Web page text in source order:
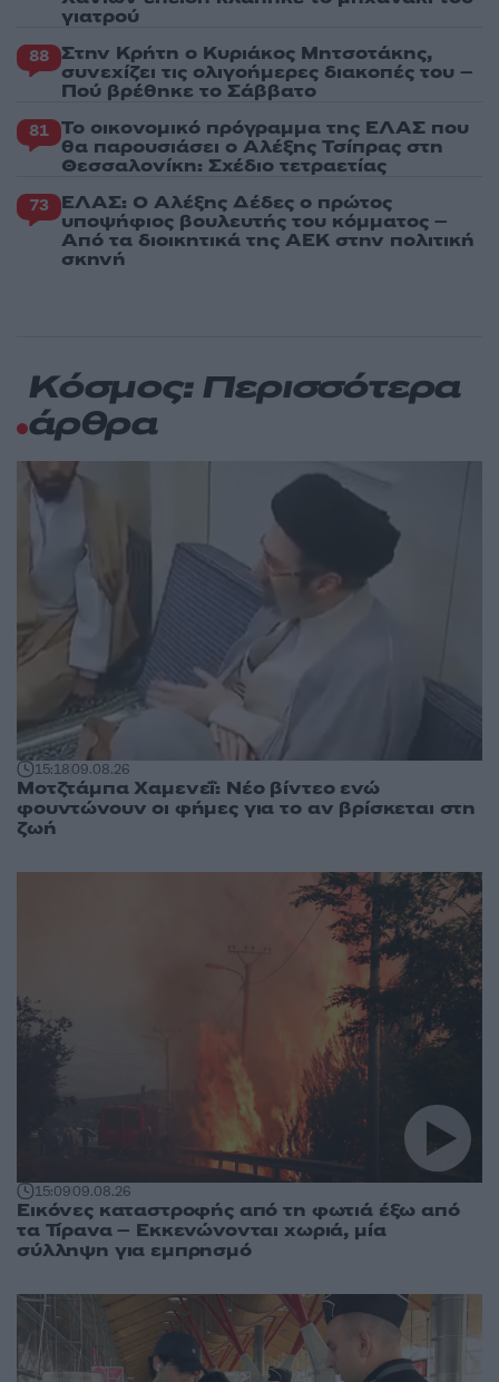
γιατρού
88 Στην Κρήτη ο Κυριάκος Μητσοτάκης,
συνεχίζει τις ολιγοήμερες διακοπές του –
Πού βρέθηκε το Σάββατο
81 Το οικονομικό πρόγραμμα της ΕΛΑΣ που
θα παρουσιάσει ο Αλέξης Τσίπρας στη
Θεσσαλονίκη: Σχέδιο τετραετίας
73 ΕΛΑΣ: Ο Αλέξης Δέδες ο πρώτος
υποψήφιος βουλευτής του κόμματος –
Από τα διοικητικά της ΑΕΚ στην πολιτική
σκηνή
Κόσμος: Περισσότερα
άρθρα
15:1809.08.26
Μοτζτάμπα Χαμενεΐ: Νέο βίντεο ενώ
φουντώνουν οι φήμες για το αν βρίσκεται στη
ζωή
15:0909.08.26
Εικόνες καταστροφής από τη φωτιά έξω από
τα Τίρανα – Εκκενώνονται χωριά, μία
σύλληψη για εμπρησμό